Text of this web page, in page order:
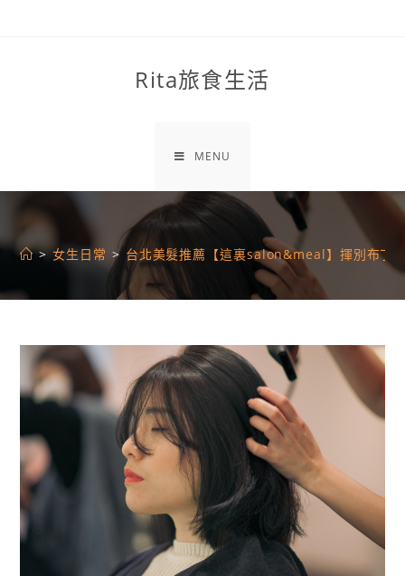
Rita旅食生活
MENU
> 女生日常 > 台北美髮推薦【這裏salon&meal】揮別布丁